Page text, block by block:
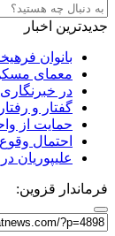
جدیدترین اخبار
بانوان
معمای
در
گفتار و
حمایت از
احتمال
علیپوریان
فرماندار قزوین: